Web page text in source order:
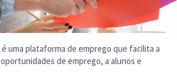
uma plataforma de emprego que facilita a
de emprego, a alunos e